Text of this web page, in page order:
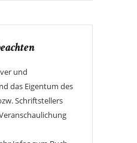
und
das Eigentum des
Schriftstellers